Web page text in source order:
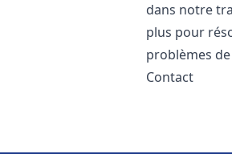
dans notre
plus pour
problèmes
Contact